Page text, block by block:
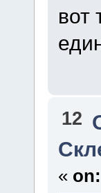
вот
12
« on: